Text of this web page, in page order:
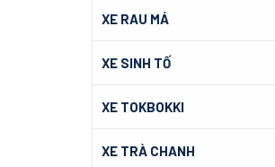
XE RAU MÁ
XE SINH TỐ
XE TOKBOKKI
XE TRÀ CHANH